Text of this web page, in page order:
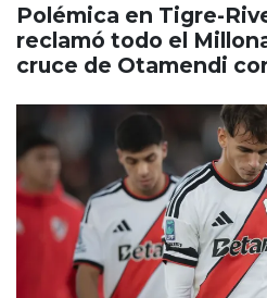
Polémica en Tigre-
reclamó todo el
cruce de Otamendi